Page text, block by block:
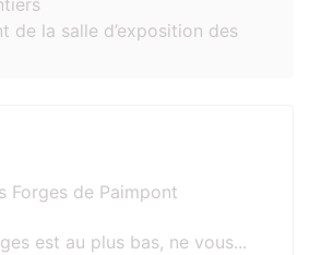
de la salle d’exposition des
Forges de Paimpont
est au plus bas, ne vous...